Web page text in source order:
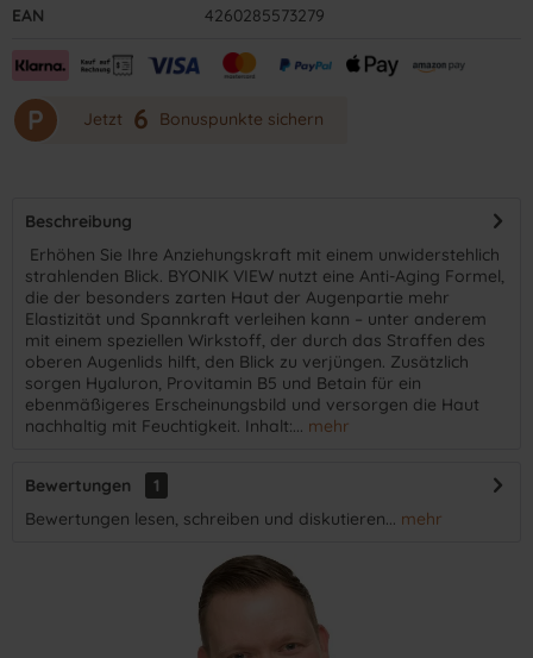
EAN
4260285573279
P Jetzt 6 Bonuspunkte sichern
Beschreibung
​ Erhöhen Sie Ihre Anziehungskraft mit einem unwiderstehlich
strahlenden Blick. BYONIK VIEW nutzt eine Anti-Aging Formel,
die der besonders zarten Haut der Augenpartie mehr
Elastizität und Spannkraft verleihen kann – unter anderem
mit einem speziellen Wirkstoff, der durch das Straffen des
oberen Augenlids hilft, den Blick zu verjüngen. Zusätzlich
sorgen Hyaluron, Provitamin B5 und Betain für ein
ebenmäßigeres Erscheinungsbild und versorgen die Haut
nachhaltig mit Feuchtigkeit. Inhalt:... mehr
Bewertungen
1
Bewertungen lesen, schreiben und diskutieren... mehr